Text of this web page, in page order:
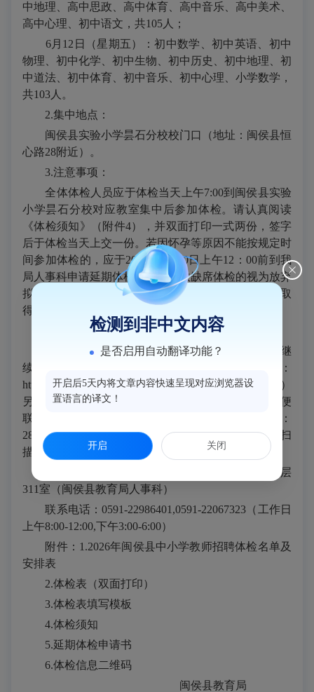
中地理、高中思政、高中体育、高中音乐、高中美术、
高中心理、初中语文，共105人；
6月12日（星期五）：初中数学、初中英语、初中
物理、初中化学、初中生物、初中历史、初中地理、初
中道法、初中体育、初中音乐、初中心理、小学数学，
共103人。
2.集中地点：
闽侯县实验小学昙石分校校门口（地址：闽侯县恒
心路28附近）。
3.注意事项：
全体体检人员应于体检当天上午7:00到闽侯县实验
小学昙石分校对应教室集中后参加体检。请认真阅读
《体检须知》（附件4），并双面打印一式两份，签字
后于体检当天上交一份。若因怀孕等原因不能按规定时
间参加体检的，应于2026年6月10日上午12：00前到我
局人事科申请延期体检。凡是无故缺席体检的视为放弃
拟聘用资格。如有放弃参加体检人员，请及时与我局取
得联系，办理相关手续。
三、其他事项
拟聘用人员签订就业协议、选岗等后续相关事项继
续通过闽侯县人民政府网“教师招录”栏（网址：
http://www.minhou.gov.cn/xjwz/zwgk/zdlyxxgk/jydt/jszl/）
另行通知，请拟聘人员务必留意，并相互转告。为方便
联系，请所有体检人员（仅限本人）加入QQ群：
286892667（2026年闽侯县新教师招聘服务群），并扫
描二维码填写体检信息。
联系地址：闽侯县甘蔗街道滨江商务中心A栋三层
311室（闽侯县教育局人事科）
联系电话：0591-22986401,0591-22067323（工作日
上午8:00-12:00,下午3:00-6:00）
附件：1.2026年闽侯县中小学教师招聘体检名单及
安排表
2.体检表（双面打印）
3.体检表填写模板
4.体检须知
5.延期体检申请书
6.体检信息二维码
闽侯县教育局
检测到非中文内容
是否启用自动翻译功能？
开启后5天内将文章内容快速呈现对应浏览器设
置语言的译文！
开启 关闭